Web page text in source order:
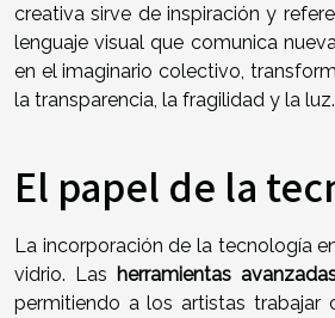
creativa sirve de inspiración y
lenguaje visual que comunica
en el imaginario colectivo,
la transparencia, la fragilidad y la luz.
El papel de la
La incorporación de la tecnología
vidrio. Las herramientas
permitiendo a los artistas trabajar